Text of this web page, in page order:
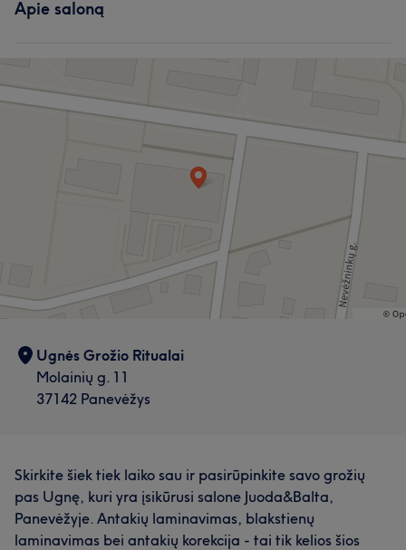
Apie saloną
Ugnės Grožio Ritualai
Molainių g. 11
37142 Panevėžys
Skirkite šiek tiek laiko sau ir pasirūpinkite savo grožių
pas Ugnę, kuri yra įsikūrusi salone Juoda&Balta,
Panevėžyje. Antakių laminavimas, blakstienų
laminavimas bei antakių korekcija - tai tik kelios šios